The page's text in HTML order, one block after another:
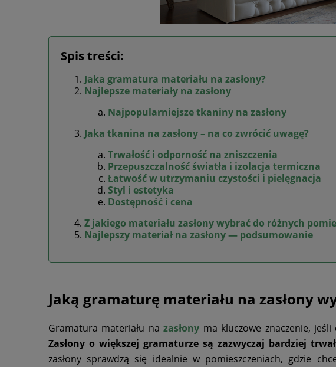
Spis treści:
Jaka gramatura materiału na zasłony?
Najlepsze materiały na zasłony
Najpopularniejsze tkaniny na zasłony
Jaka tkanina na zasłony – na co zwrócić uwagę?
Trwałość i odporność na zniszczenia
Przepuszczalność światła i izolacja termiczna
Łatwość w utrzymaniu czystości i pielęgnacja
Styl i estetyka
Dostępność i cena
Z jakiego materiału zasłony wybrać do różnych
Najlepszy materiał na zasłony — podsumowanie
Jaką gramaturę materiału na zasłony
Gramatura materiału nazasłony ma kluczowe znaczenie,
Zasłony o większej gramaturze są zazwyczaj bardziej
zasłony sprawdzą się idealnie w pomieszczeniach, gdzie